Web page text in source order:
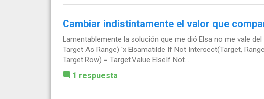
Cambiar indistintamente el valor que
Lamentablemente la solución que me dió Elsa no me vale
Target As Range) 'x Elsamatilde If Not Intersect(Target,
Target.Row) = Target.Value ElseIf Not...
1 respuesta